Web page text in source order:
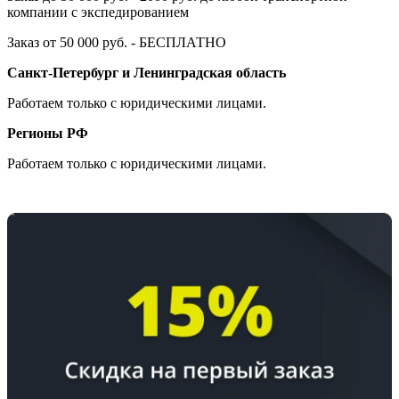
компании с экспедированием
Заказ от 50 000 руб. - БЕСПЛАТНО
Санкт-Петербург и Ленинградская область
Работаем только с юридическими лицами.
Регионы РФ
Работаем только с юридическими лицами.